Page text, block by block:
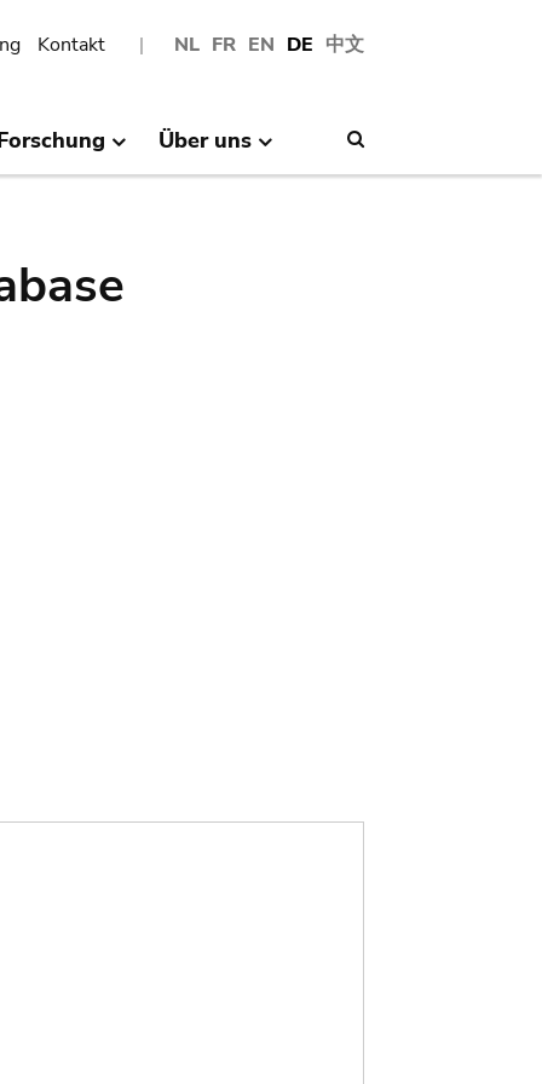
NL FR EN DE 中文
Kontakt
Über uns